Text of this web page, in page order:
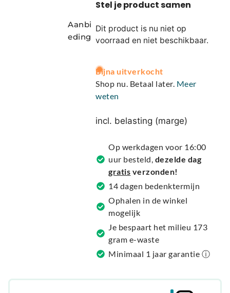
Aanbi
eding
Dit product is nu niet op
voorraad en niet beschikbaar.
A
l
t
r
t
v
e
:
Bijna uitverkocht
Shop nu. Betaal later. Meer
weten
incl. belasting (marge)
Op werkdagen voor 16:00
uur besteld, dezelde dag
gratis verzonden!
14 dagen bedenktermijn
Ophalen in de winkel
mogelijk
Je bespaart het milieu 173
gram e-waste
Minimaal 1 jaar garantie ⓘ